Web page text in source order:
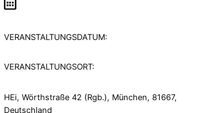
VERANSTALTUNGSDATUM:
VERANSTALTUNGSORT:
HEi, Wörthstraße 42 (Rgb.), München, 81667,
Deutschland